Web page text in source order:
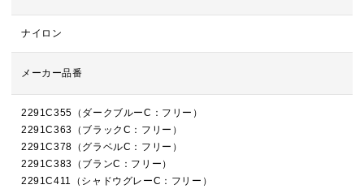
ナイロン
メーカー品番
2291C355（ダークブルーC：フリー）
2291C363（ブラックC：フリー）
2291C378（グラベルC：フリー）
2291C383（ブランC：フリー）
2291C411（シャドウグレーC：フリー）